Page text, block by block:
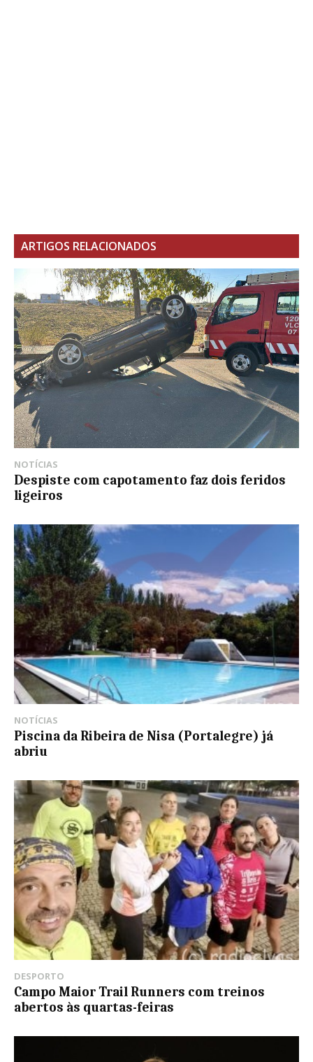
ARTIGOS RELACIONADOS
NOTÍCIAS
Despiste com capotamento faz dois feridos
ligeiros
NOTÍCIAS
Piscina da Ribeira de Nisa (Portalegre) já
abriu
DESPORTO
Campo Maior Trail Runners com treinos
abertos às quartas-feiras